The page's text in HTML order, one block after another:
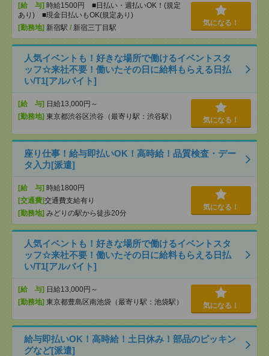
[給 与] 時給1500円 ■日払い・週払いOK！(規定
あり) ■現金日払いもOK(規定あり)
[勤務地] 新宿駅 / 新宿三丁目駅
気になる！
人気イベントも！好きな場所で働けるイベントスタ
ッフ☆来社不要！働いたその日に給料もらえる日払
い/T1[アルバイト]
[給 与] 日給13,000円～
[勤務地] 東京都渋谷区渋谷（最寄り駅：渋谷駅） 気になる！
座り仕事！給与即払いOK！高時給！品質検査・デー
タ入力[派遣]
[給 与] 時給1800円
[交通費]交通費支給有り
[勤務地] みどりの駅から徒歩20分
気になる！
人気イベントも！好きな場所で働けるイベントスタ
ッフ☆来社不要！働いたその日に給料もらえる日払
い/T1[アルバイト]
[給 与] 日給13,000円～
[勤務地] 東京都豊島区南池袋（最寄り駅：池袋駅） 気になる！
給与即払いOK！高時給！土日休み！部品のピッキン
グなど[派遣]